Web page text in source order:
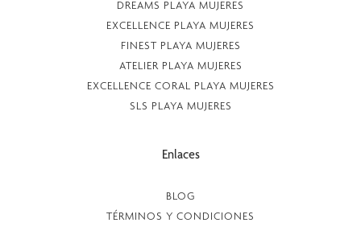
DREAMS PLAYA MUJERES
EXCELLENCE PLAYA MUJERES
FINEST PLAYA MUJERES
ATELIER PLAYA MUJERES
EXCELLENCE CORAL PLAYA MUJERES
SLS PLAYA MUJERES
Enlaces
BLOG
TÉRMINOS Y CONDICIONES